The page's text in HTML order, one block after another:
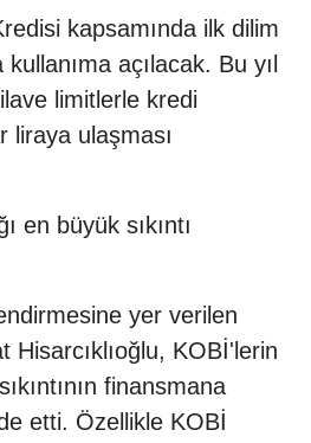
kapsamında ilk dilim
açılacak. Bu yıl
limitlerle kredi
liraya ulaşması
en büyük sıkıntı
yer verilen
Hisarcıklıoğlu, KOBİ'lerin
finansmana
etti. Özellikle KOBİ